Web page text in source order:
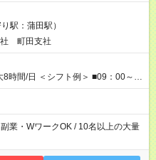
各種資格手当あり ■残業手当あり ■
！ ・－・－・ ≪ 法定
給 ＋交通費全額支給 ※規定あり
駅：蒲田駅）
社 町田支社
＞ ■09：00～
で、 実働8時
業・WワークOK / 10名以上の大量